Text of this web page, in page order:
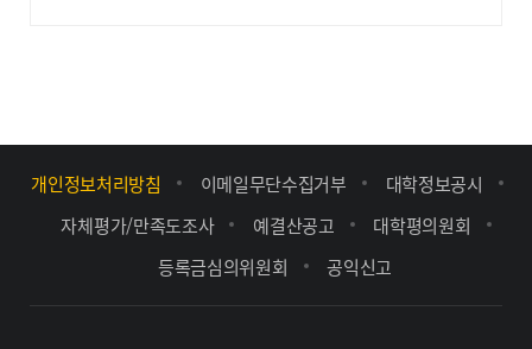
개인정보처리방침 이메일무단수집거부
대학정보공시
자체평가/만족도조사
예결산공고
대학평의원회
등록금심의위원회
공익신고